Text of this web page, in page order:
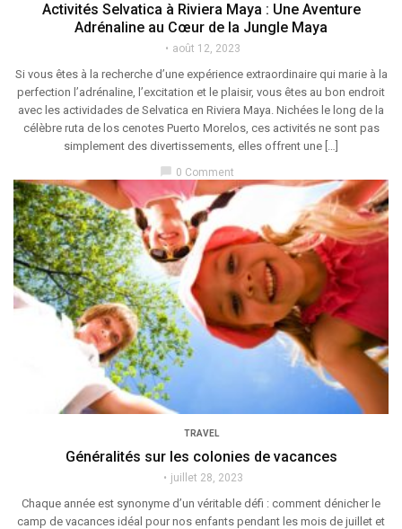
Activités Selvatica à Riviera Maya : Une Aventure
Adrénaline au Cœur de la Jungle Maya
août 12, 2023
Si vous êtes à la recherche d’une expérience extraordinaire qui marie à la
perfection l’adrénaline, l’excitation et le plaisir, vous êtes au bon endroit
avec les actividades de Selvatica en Riviera Maya. Nichées le long de la
célèbre ruta de los cenotes Puerto Morelos, ces activités ne sont pas
simplement des divertissements, elles offrent une […]
0 Comment
TRAVEL
Généralités sur les colonies de vacances
juillet 28, 2023
Chaque année est synonyme d’un véritable défi : comment dénicher le
camp de vacances idéal pour nos enfants pendant les mois de juillet et